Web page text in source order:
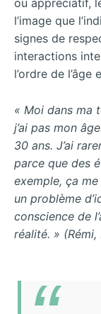
ou appréciatif,
l’image que
signes de
interactions
l’ordre de
« Moi dans ma
j’ai pas mon
30 ans. J’ai
parce que des
exemple, ça me
un problème
conscience de
réalité. »